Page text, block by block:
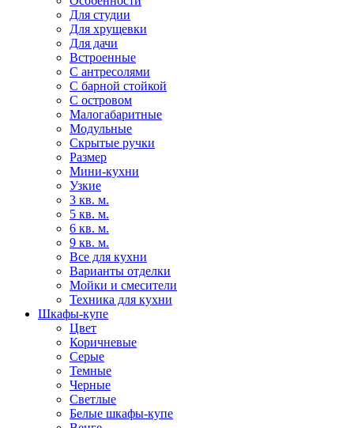
Для студии
Для хрущевки
Для дачи
Встроенные
С антресолями
С барной стойкой
С островом
Малогабаритные
Модульные
Скрытые ручки
Размер
Мини-кухни
Узкие
3 кв. м.
5 кв. м.
6 кв. м.
9 кв. м.
Все для кухни
Варианты отделки
Мойки и смесители
Техника для кухни
Шкафы-купе
Цвет
Коричневые
Серые
Темные
Черные
Светлые
Белые шкафы-купе